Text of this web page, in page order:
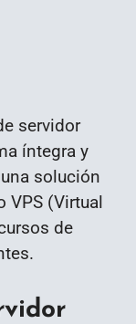
servidor
íntegra y
solución
VPS (Virtual
de